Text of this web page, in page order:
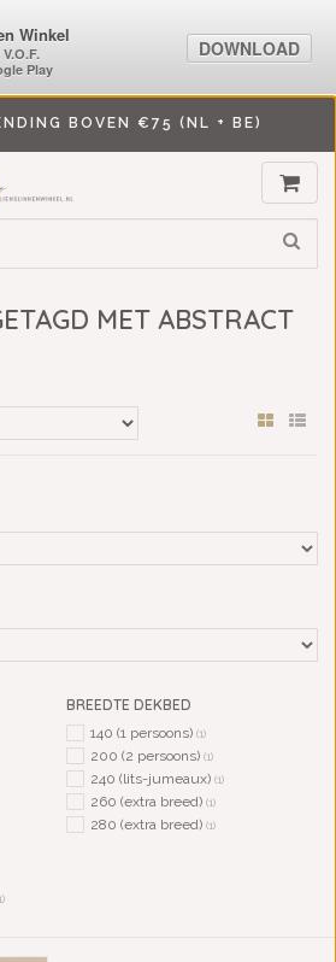
BOVEN €75 (NL + BE)
MET ABSTRACT
BREEDTE DEKBED
140 (1 persoons) (1)
200 (2 persoons) (1)
240 (lits-jumeaux) (1)
260 (extra breed) (1)
280 (extra breed) (1)
Play
DOWNLOAD
Winkel
Play
DOWNLOAD